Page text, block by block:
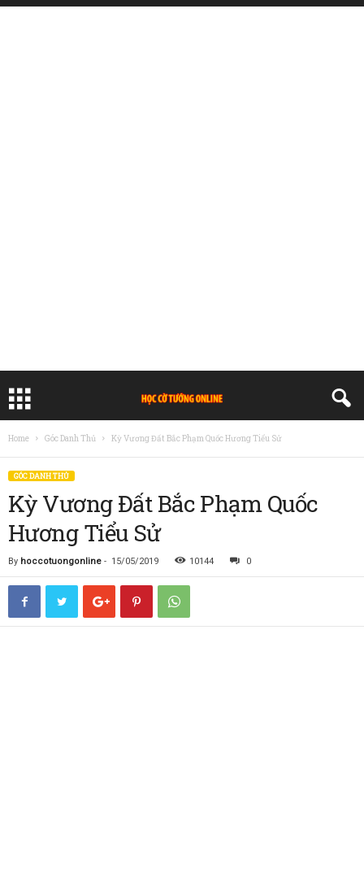
Home Góc Danh Thủ Kỳ Vương Đất Bắc Phạm Quốc Hương Tiểu Sử
GÓC DANH THỦ
Kỳ Vương Đất Bắc Phạm Quốc
Hương Tiểu Sử
By hoccotuongonline - 15/05/2019 10144 0